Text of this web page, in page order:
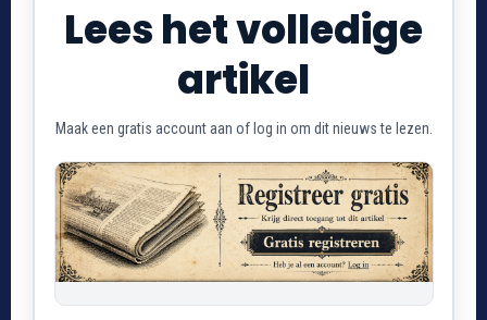
Lees het volledige
artikel
Maak een gratis account aan of log in om dit nieuws te lezen.